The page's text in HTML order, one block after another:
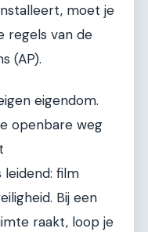
moet je
regels van de
(AP).
eigendom.
openbare weg
film
Bij een
raakt, loop je